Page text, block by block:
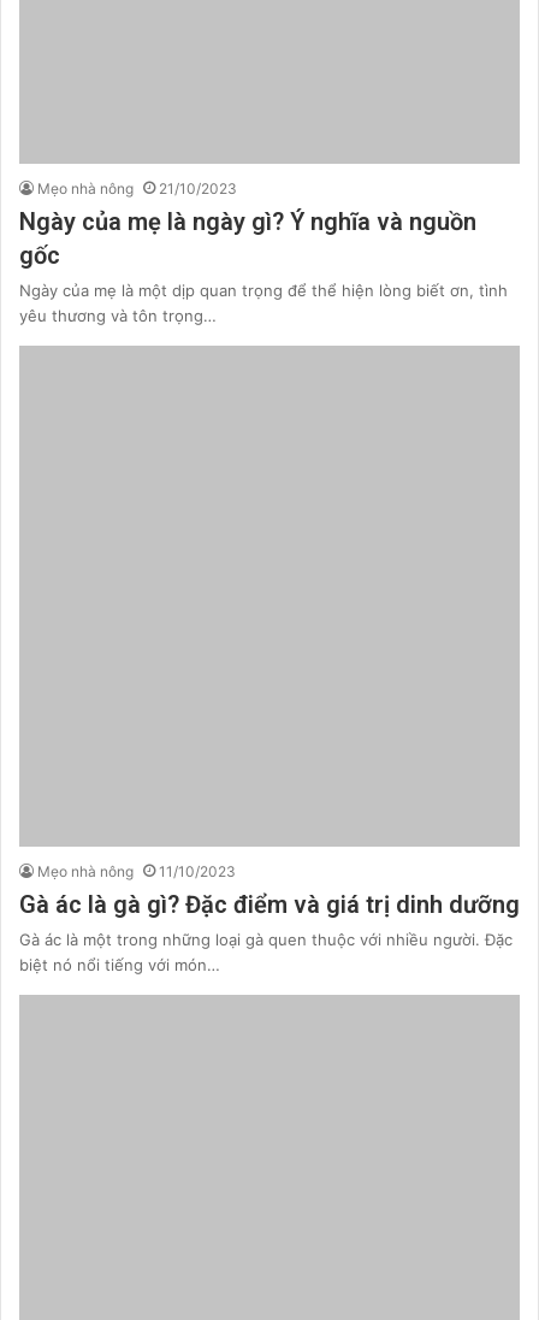
Mẹo nhà nông 21/10/2023
Ngày của mẹ là ngày gì? Ý nghĩa và nguồn
gốc
Ngày của mẹ là một dịp quan trọng để thể hiện lòng biết ơn, tình
yêu thương và tôn trọng…
Mẹo nhà nông 11/10/2023
Gà ác là gà gì? Đặc điểm và giá trị dinh dưỡng
Gà ác là một trong những loại gà quen thuộc với nhiều người. Đặc
biệt nó nổi tiếng với món…